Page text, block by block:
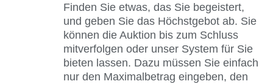
Finden Sie etwas, das Sie begeistert,
und geben Sie das Höchstgebot ab. Sie
können die Auktion bis zum Schluss
mitverfolgen oder unser System für Sie
bieten lassen. Dazu müssen Sie einfach
nur den Maximalbetrag eingeben, den